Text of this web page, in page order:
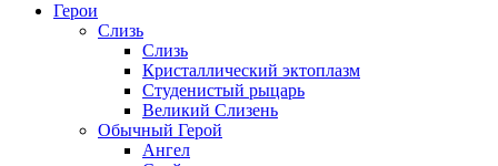
Герои
Слизь
Слизь
Кристаллический эктоплазм
Студенистый рыцарь
Великий Слизень
Обычный Герой
Ангел